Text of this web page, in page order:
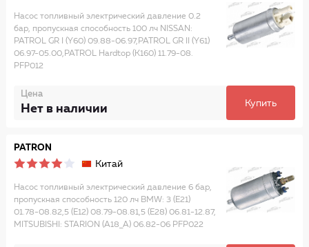
Насос топливный электрический давление 0.2
бар, пропускная способность 100 лч NISSAN:
PATROL GR I (Y60) 09.88-06.97,PATROL GR II (Y61)
06.97-05.00,PATROL Hardtop (K160) 11.79-08.
PFP012
Цена
Нет в наличии Купить
PATRON
Китай
Насос топливный электрический давление 6 бар,
пропускная способность 120 лч BMW: 3 (E21)
01.78-08.82,5 (E12) 08.79-08.81,5 (E28) 06.81-12.87,
MITSUBISHI: STARION (A18_A) 06.82-06 PFP022